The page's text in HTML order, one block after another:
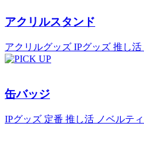
アクリルスタンド
アクリルグッズ IPグッズ 推し活
缶バッジ
IPグッズ 定番 推し活 ノベルティ